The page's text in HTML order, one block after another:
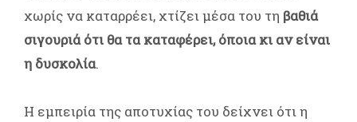
χωρίς να καταρρέει, χτίζει μέσα του τη βαθιά
σιγουριά ότι θα τα καταφέρει, όποια κι αν είναι
η δυσκολία.
Η εμπειρία της αποτυχίας του δείχνει ότι η